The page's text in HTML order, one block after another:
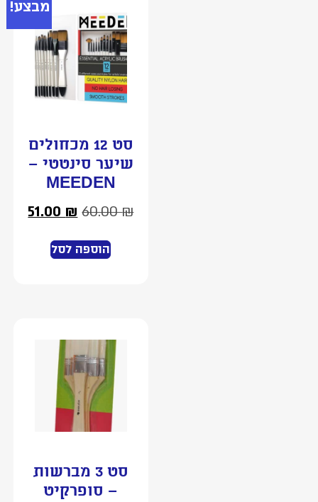
מבצע!
סט 12 מכחולים
שיער סינטטי –
MEEDEN
60.00₪
51.00₪
הוספה לסל
סט 3 מברשות
– סופרקיט